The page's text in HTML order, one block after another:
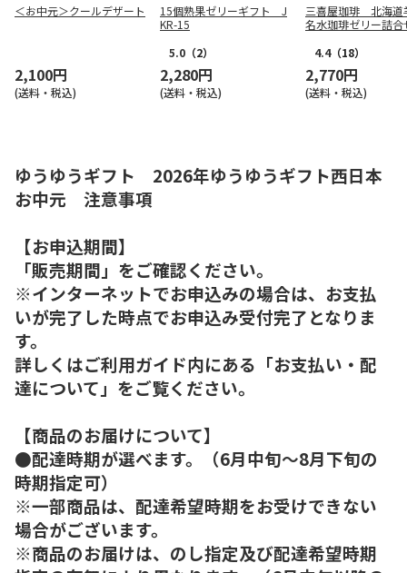
＜お中元＞クールデザート
2,100円
(送料・税込)
15個熟果ゼリーギフト J
KR-15
5.0 （2）
2,280円
(送料・税込)
三喜屋珈琲 北海道
名水珈琲ゼリー詰
4.4（18）
2,770円
(送料・税込)
ゆうゆうギフト 2026年ゆうゆうギフト西日本
お中元 注意事項
【お申込期間】
「販売期間」をご確認ください。
※インターネットでお申込みの場合は、お支払
いが完了した時点でお申込み受付完了となりま
す。
詳しくはご利用ガイド内にある「お支払い・配
達について」をご覧ください。
【商品のお届けについて】
●配達時期が選べます。（6月中旬～8月下旬の
時期指定可）
※一部商品は、配達希望時期をお受けできない
場合がございます。
※商品のお届けは、のし指定及び配達希望時期